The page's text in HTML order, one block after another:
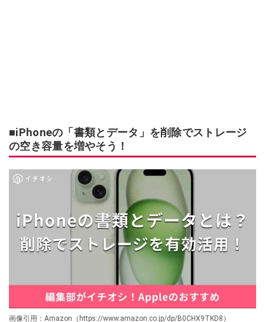
■iPhoneの「書類とデータ」を削除でストレージ
の空き容量を増やそう！
画像引用：Amazon（https://www.amazon.co.jp/dp/B0CHX9TKD8）